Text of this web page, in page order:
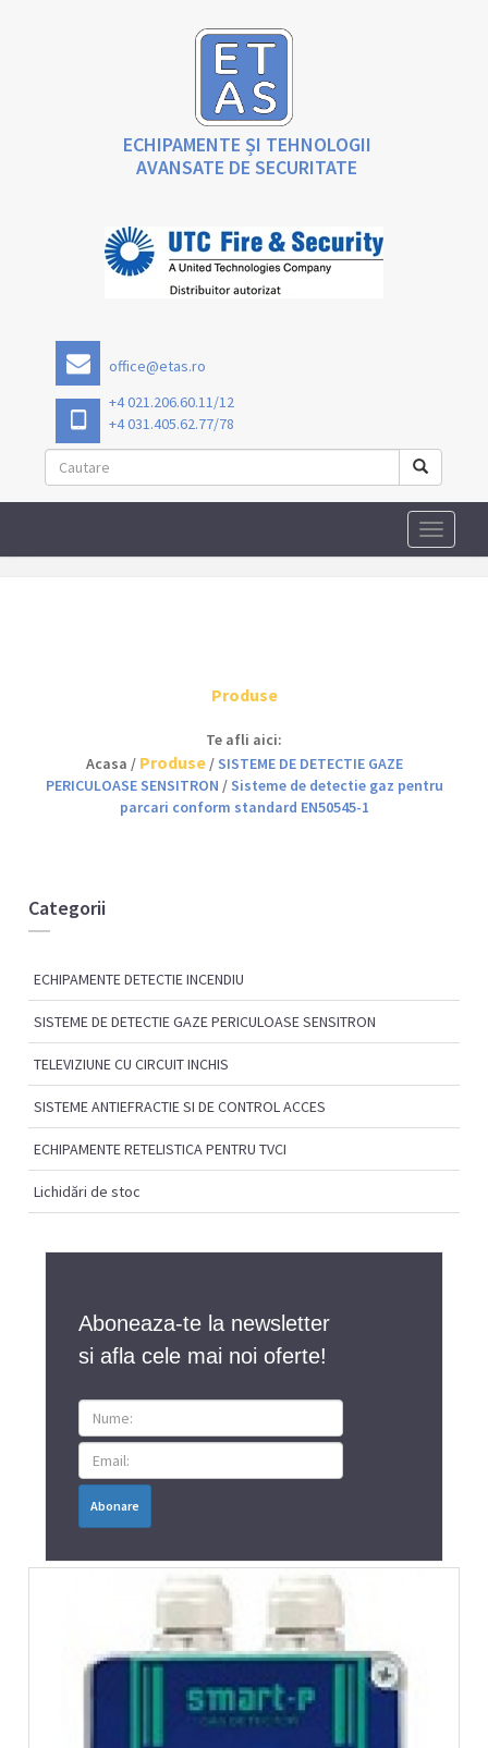
ECHIPAMENTE ȘI TEHNOLOGII
AVANSATE DE SECURITATE
office@etas.ro
+4 021.206.60.11/12
+4 031.405.62.77/78
Toggle
Produse
Te afli aici:
Acasa / Produse/SISTEME DE DETECTIE GAZE
PERICULOASE SENSITRON /Sisteme de detectie gaz pentru
parcari conform standard EN50545-1
Categorii
ECHIPAMENTE DETECTIE INCENDIU
SISTEME DE DETECTIE GAZE PERICULOASE SENSITRON
TELEVIZIUNE CU CIRCUIT INCHIS
SISTEME ANTIEFRACTIE SI DE CONTROL ACCES
ECHIPAMENTE RETELISTICA PENTRU TVCI
Lichidări de stoc
Aboneaza-te la newsletter
si afla cele mai noi oferte!
Abonare